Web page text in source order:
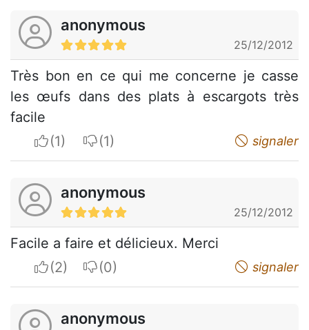
anonymous
25/12/2012
Très bon en ce qui me concerne je casse
les œufs dans des plats à escargots très
facile
I apreciateI do not appreciate signaler
anonymous
25/12/2012
Facile a faire et délicieux. Merci
I apreciateI do not appreciate signaler
anonymous